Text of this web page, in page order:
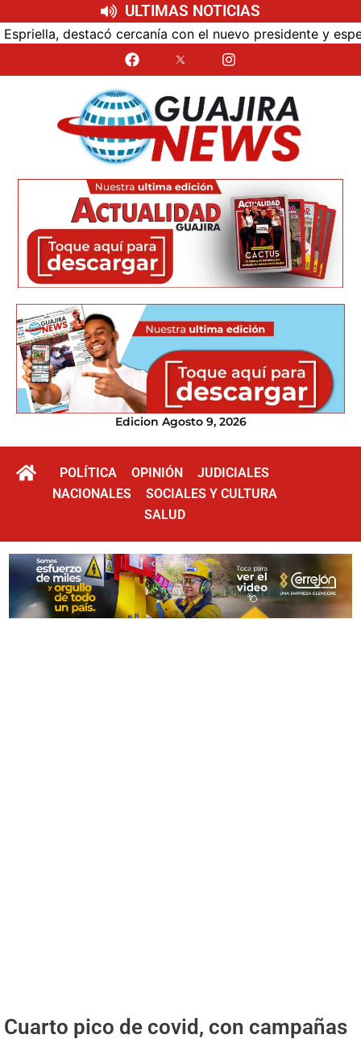
ULTIMAS NOTICIAS
con el nuevo presidente y espera resultados para La
Edicion Agosto 9, 2026
POLÍTICA OPINIÓN
JUDICIALES
NACIONALES
SOCIALES Y CULTURA
SALUD
Cuarto pico de covid, con campañas